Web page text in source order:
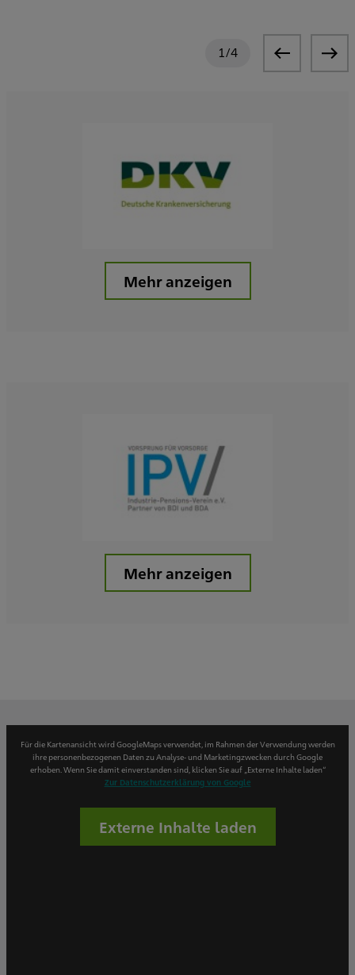
1/4
Mehr anzeigen
Mehr anzeigen
Für die Kartenansicht wird GoogleMaps verwendet, im Rahmen der Verwendung werden
ihre personenbezogenen Daten zu Analyse- und Marketingzwecken durch Google
erhoben. Wenn Sie damit einverstanden sind, klicken Sie auf „Externe Inhalte laden“
Zur Datenschutzerklärung von Google
Externe Inhalte laden